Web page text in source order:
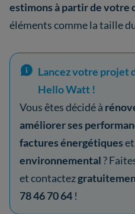
estimons à partir de votre
éléments comme la taille
Lancez votre projet
Hello Watt !
Vous êtes décidé à
améliorer ses
factures énergétiqueset
environnemental?
et contactez
78 46 70 64 !